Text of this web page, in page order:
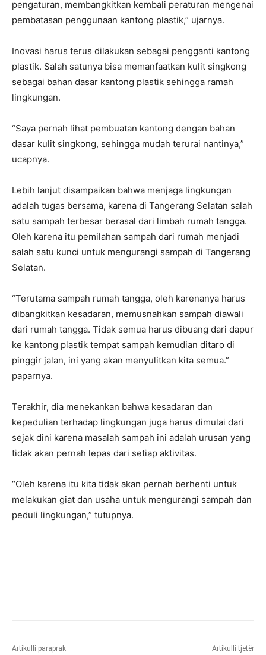
pengaturan, membangkitkan kembali peraturan mengenai
pembatasan penggunaan kantong plastik,” ujarnya.
Inovasi harus terus dilakukan sebagai pengganti kantong
plastik. Salah satunya bisa memanfaatkan kulit singkong
sebagai bahan dasar kantong plastik sehingga ramah
lingkungan.
“Saya pernah lihat pembuatan kantong dengan bahan
dasar kulit singkong, sehingga mudah terurai nantinya,”
ucapnya.
Lebih lanjut disampaikan bahwa menjaga lingkungan
adalah tugas bersama, karena di Tangerang Selatan salah
satu sampah terbesar berasal dari limbah rumah tangga.
Oleh karena itu pemilahan sampah dari rumah menjadi
salah satu kunci untuk mengurangi sampah di Tangerang
Selatan.
“Terutama sampah rumah tangga, oleh karenanya harus
dibangkitkan kesadaran, memusnahkan sampah diawali
dari rumah tangga. Tidak semua harus dibuang dari dapur
ke kantong plastik tempat sampah kemudian ditaro di
pinggir jalan, ini yang akan menyulitkan kita semua.”
paparnya.
Terakhir, dia menekankan bahwa kesadaran dan
kepedulian terhadap lingkungan juga harus dimulai dari
sejak dini karena masalah sampah ini adalah urusan yang
tidak akan pernah lepas dari setiap aktivitas.
“Oleh karena itu kita tidak akan pernah berhenti untuk
melakukan giat dan usaha untuk mengurangi sampah dan
peduli lingkungan,” tutupnya.
Artikulli paraprak Artikulli tjetër